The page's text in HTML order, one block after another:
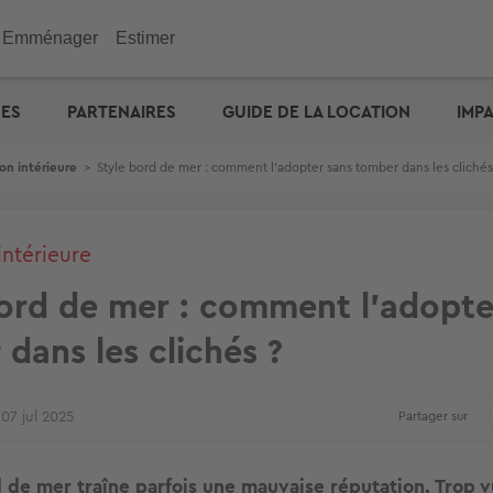
: capacité d'emprunt
Investir
Défiscalisation
Outils
Check-lists location
maison
Outils
Dossier Loi Pinel
prêt � taux zéro
Estimez vos frais de
Emménager
ENGIE : déménagez facile
Estimer
appartement
Outils
Estimation appartement
PARTENAIRES GUIDE DE LA LOCATION
intérieure > Style bord de mer : comment l’adopter sans tomber dans les
de mer : comment
les clichés ?
07 jul 2025 Partager sur
mer traîne parfois une mauvaise réputation. Trop